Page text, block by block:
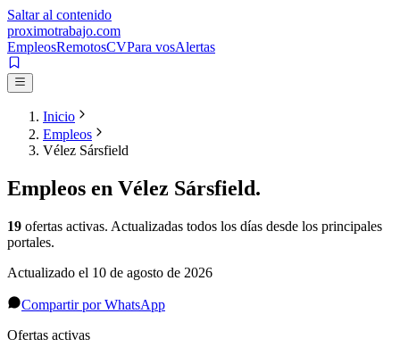
Saltar al contenido
proximotrabajo.com
EmpleosRemotosCVPara vosAlertas
Inicio
Empleos
Vélez Sársfield
Empleos en Vélez Sársfield.
19 ofertas activas. Actualizadas todos los días desde los principales
portales.
Actualizado el 10 de agosto de 2026
Compartir por WhatsApp
Ofertas activas